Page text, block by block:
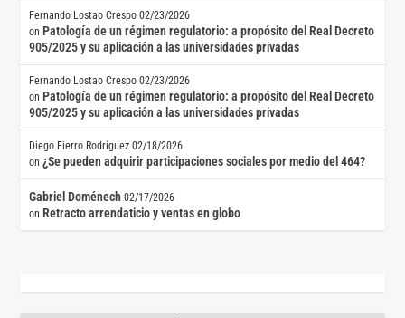
Fernando Lostao Crespo 02/23/2026
on Patología de un régimen regulatorio: a propósito del Real Decreto
905/2025 y su aplicación a las universidades privadas
Fernando Lostao Crespo 02/23/2026
on Patología de un régimen regulatorio: a propósito del Real Decreto
905/2025 y su aplicación a las universidades privadas
Diego Fierro Rodríguez 02/18/2026
on¿Se pueden adquirir participaciones sociales por medio del 464?
Gabriel Doménech 02/17/2026
on Retracto arrendaticio y ventas en globo